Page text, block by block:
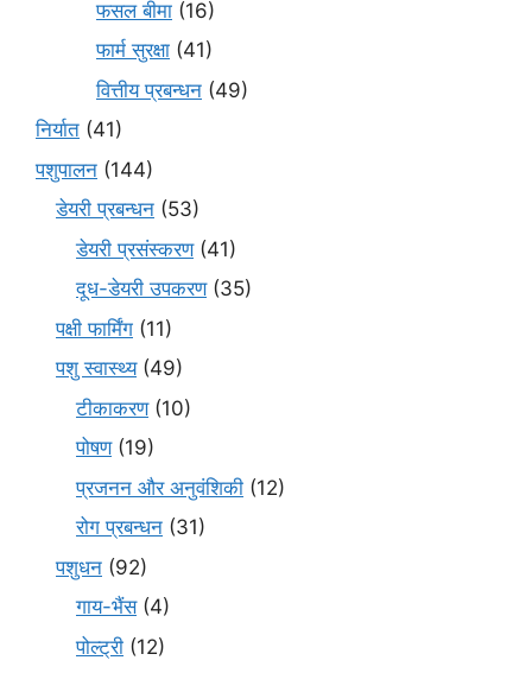
फसल बीमा (16)
फार्म सुरक्षा (41)
वित्तीय प्रबन्धन (49)
निर्यात (41)
पशुपालन (144)
डेयरी प्रबन्धन (53)
डेयरी प्रसंस्करण(41)
दूध-डेयरी उपकरण(35)
पक्षी फार्मिंग (11)
पशु स्वास्थ्य(49)
टीकाकरण(10)
पोषण(19)
प्रजनन और अनुवंशिकी (12)
रोग प्रबन्धन (31)
पशुधन (92)
गाय-भैंस(4)
पोल्ट्री (12)